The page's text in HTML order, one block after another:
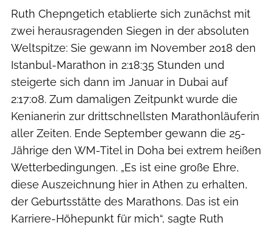
Ruth Chepngetich etablierte sich zunächst mit
zwei herausragenden Siegen in der absoluten
Weltspitze: Sie gewann im November 2018 den
Istanbul-Marathon in 2:18:35 Stunden und
steigerte sich dann im Januar in Dubai auf
2:17:08. Zum damaligen Zeitpunkt wurde die
Kenianerin zur drittschnellsten Marathonläuferin
aller Zeiten. Ende September gewann die 25-
Jährige den WM-Titel in Doha bei extrem heißen
Wetterbedingungen. „Es ist eine große Ehre,
diese Auszeichnung hier in Athen zu erhalten,
der Geburtsstätte des Marathons. Das ist ein
Karriere-Höhepunkt für mich“, sagte Ruth